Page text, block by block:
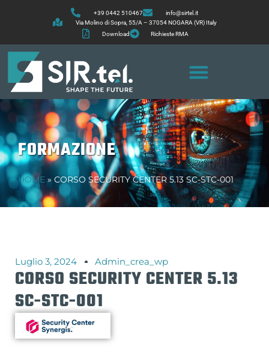
+39 0442 510467
info@sirtel.it
Via Molino di Sopra, 55/A – 37054 NOGARA (VR) Italy
Download
Richieste RMA
FORMAZIONE
HOME» CORSO SECURITY CENTER 5.13 SC-STC-001
Luglio 3, 2024 Admin_crea_wp
CORSO SECURITY CENTER 5.13
SC-STC-001